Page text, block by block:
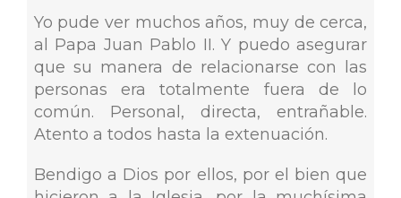
Yo pude ver muchos años, muy de cerca,
al Papa Juan Pablo II. Y puedo asegurar
que su manera de relacionarse con las
personas era totalmente fuera de lo
común. Personal, directa, entrañable.
Atento a todos hasta la extenuación.
Bendigo a Dios por ellos, por el bien que